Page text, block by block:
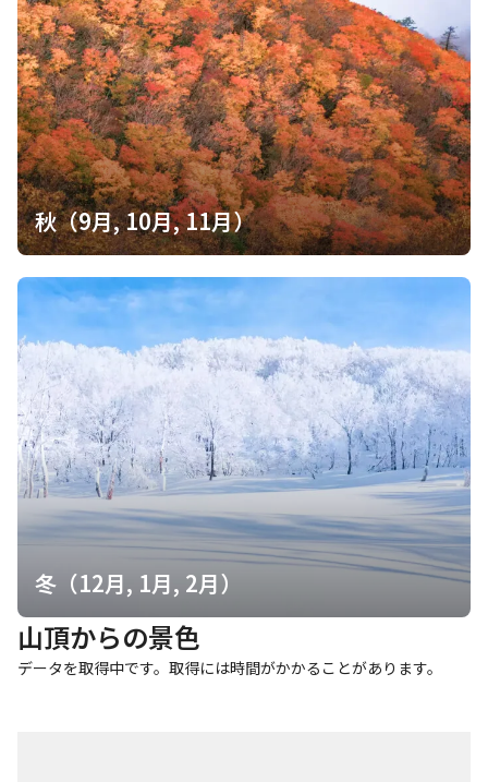
秋（9月, 10月, 11月）
冬（12月, 1月, 2月）
山頂からの景色
データを取得中です。取得には時間がかかることがあります。